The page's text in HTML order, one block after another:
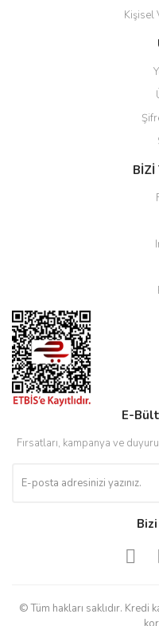
Kişisel
BİZİ
E-
Fırsatları, kampanya ve
© Tüm hakları saklıdır. Kredi